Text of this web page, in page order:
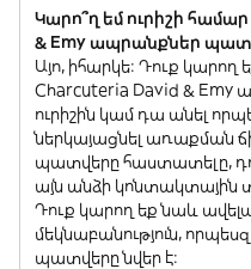
Կարո՞ղ եմ ուրիշի
& Emy ապրանքներ
Այո, իհարկե: Դուք կարող
Charcuteria David & Emy
ուրիշին կամ դա անել
ներկայացնել առաքման
պատվերը հաստատելը,
այն անձի կոնտակտային
Դուք կարող եք նաև
մեկնաբանություն,
պատվերը նվեր է: